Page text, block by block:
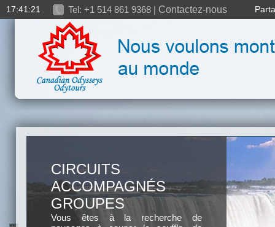
17:41:22 Tel: +1 514 861 9368 | Contactez-nous
CIRCUITS
ACCOMPAGNÉS
GROUPES
Vous êtes à la recherche de